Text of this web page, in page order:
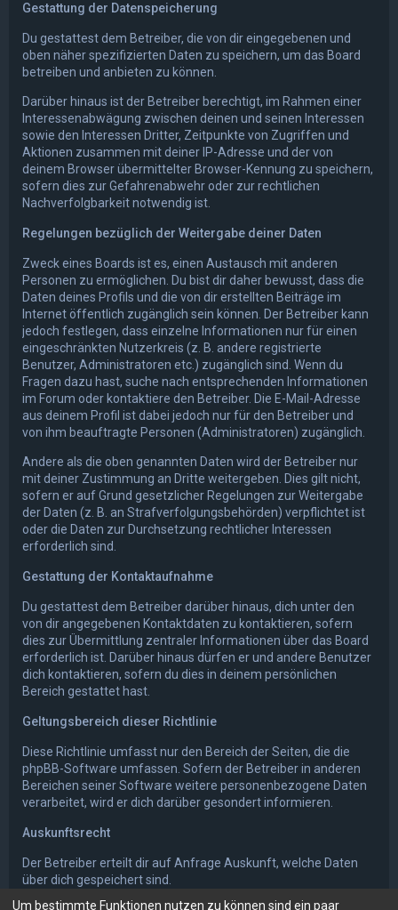
Gestattung der Datenspeicherung
Du gestattest dem Betreiber, die von dir eingegebenen und
oben näher spezifizierten Daten zu speichern, um das Board
betreiben und anbieten zu können.
Darüber hinaus ist der Betreiber berechtigt, im Rahmen einer
Interessenabwägung zwischen deinen und seinen Interessen
sowie den Interessen Dritter, Zeitpunkte von Zugriffen und
Aktionen zusammen mit deiner IP-Adresse und der von
deinem Browser übermittelter Browser-Kennung zu speichern,
sofern dies zur Gefahrenabwehr oder zur rechtlichen
Nachverfolgbarkeit notwendig ist.
Regelungen bezüglich der Weitergabe deiner Daten
Zweck eines Boards ist es, einen Austausch mit anderen
Personen zu ermöglichen. Du bist dir daher bewusst, dass die
Daten deines Profils und die von dir erstellten Beiträge im
Internet öffentlich zugänglich sein können. Der Betreiber kann
jedoch festlegen, dass einzelne Informationen nur für einen
eingeschränkten Nutzerkreis (z. B. andere registrierte
Benutzer, Administratoren etc.) zugänglich sind. Wenn du
Fragen dazu hast, suche nach entsprechenden Informationen
im Forum oder kontaktiere den Betreiber. Die E-Mail-Adresse
aus deinem Profil ist dabei jedoch nur für den Betreiber und
von ihm beauftragte Personen (Administratoren) zugänglich.
Andere als die oben genannten Daten wird der Betreiber nur
mit deiner Zustimmung an Dritte weitergeben. Dies gilt nicht,
sofern er auf Grund gesetzlicher Regelungen zur Weitergabe
der Daten (z. B. an Strafverfolgungsbehörden) verpflichtet ist
oder die Daten zur Durchsetzung rechtlicher Interessen
erforderlich sind.
Gestattung der Kontaktaufnahme
Du gestattest dem Betreiber darüber hinaus, dich unter den
von dir angegebenen Kontaktdaten zu kontaktieren, sofern
dies zur Übermittlung zentraler Informationen über das Board
erforderlich ist. Darüber hinaus dürfen er und andere Benutzer
dich kontaktieren, sofern du dies in deinem persönlichen
Bereich gestattet hast.
Geltungsbereich dieser Richtlinie
Diese Richtlinie umfasst nur den Bereich der Seiten, die die
phpBB-Software umfassen. Sofern der Betreiber in anderen
Bereichen seiner Software weitere personenbezogene Daten
verarbeitet, wird er dich darüber gesondert informieren.
Auskunftsrecht
Der Betreiber erteilt dir auf Anfrage Auskunft, welche Daten
über dich gespeichert sind.
Um bestimmte Funktionen nutzen zu können sind ein paar